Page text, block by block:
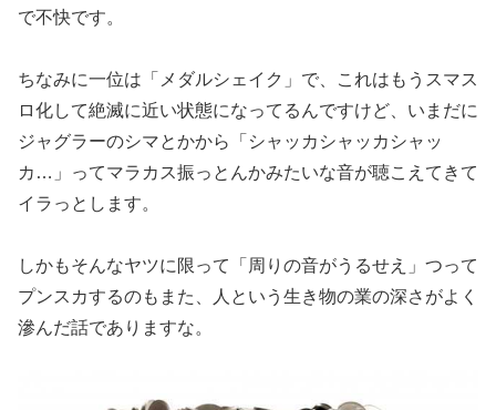
で不快です。
ちなみに一位は「メダルシェイク」で、これはもうスマス
ロ化して絶滅に近い状態になってるんですけど、いまだに
ジャグラーのシマとかから「シャッカシャッカシャッ
カ…」ってマラカス振っとんかみたいな音が聴こえてきて
イラっとします。
しかもそんなヤツに限って「周りの音がうるせえ」つって
プンスカするのもまた、人という生き物の業の深さがよく
滲んだ話でありま すな。